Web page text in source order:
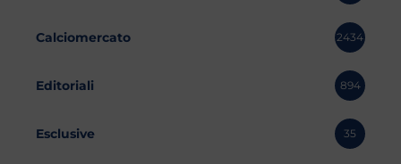
Calciomercato 2434
Editoriali 894
Esclusive 35